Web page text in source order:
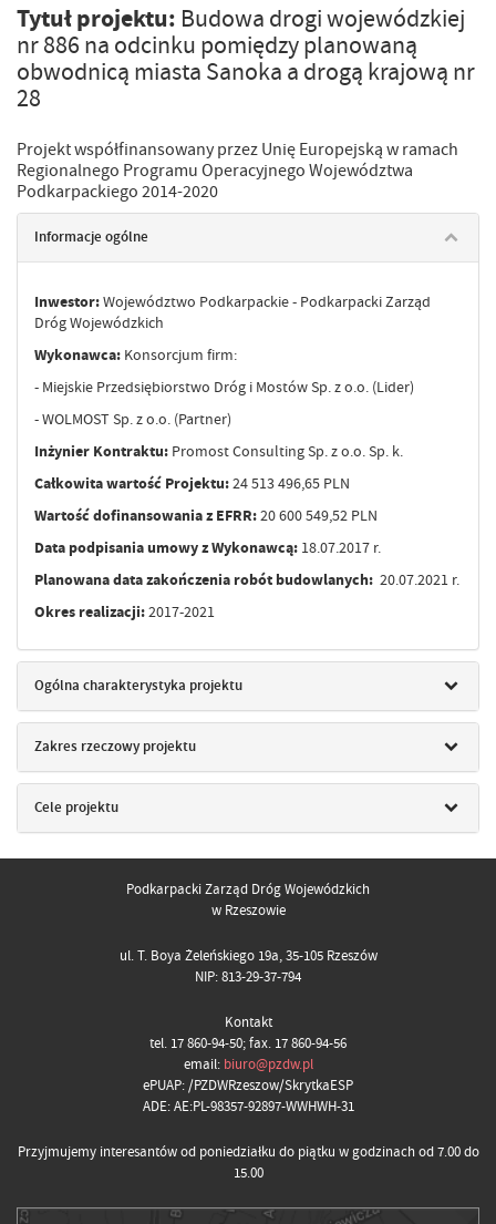
Tytuł projektu: Budowa drogi wojewódzkiej
nr 886 na odcinku pomiędzy planowaną
obwodnicą miasta Sanoka a drogą krajową nr
28
Projekt współfinansowany przez Unię Europejską w ramach
Regionalnego Programu Operacyjnego Województwa
Podkarpackiego 2014-2020
Informacje ogólne
Inwestor:Województwo Podkarpackie - Podkarpacki Zarząd
Dróg Wojewódzkich
Wykonawca: Konsorcjum firm:
- Miejskie Przedsiębiorstwo Dróg i Mostów Sp. z o.o. (Lider)
- WOLMOST Sp. z o.o. (Partner)
Inżynier Kontraktu: Promost Consulting Sp. z o.o. Sp. k.
Całkowita wartość Projektu:24 513 496,65 PLN
Wartość dofinansowania z EFRR:20 600 549,52 PLN
Data podpisania umowy z Wykonawcą: 18.07.2017 r.
Planowana data zakończenia robót budowlanych: 20.07.2021 r.
Okres realizacji:2017-2021
Ogólna charakterystyka projektu
Zakres rzeczowy projektu
Cele projektu
Podkarpacki Zarząd Dróg Wojewódzkich
w Rzeszowie
ul. T. Boya Żeleńskiego 19a, 35-105 Rzeszów
NIP: 813-29-37-794
Kontakt
tel. 17 860-94-50; fax. 17 860-94-56
email: biuro@pzdw.pl
ePUAP: /PZDWRzeszow/SkrytkaESP
ADE: AE:PL-98357-92897-WWHWH-31
Przyjmujemy interesantów od poniedziałku do piątku w godzinach od 7.00 do
15.00